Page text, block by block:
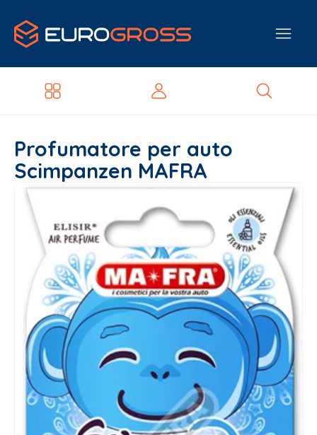
Profumatore per auto
Scimpanzen MAFRA